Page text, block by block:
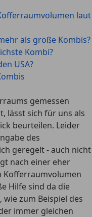
laut
als große Kombis?
Kombi?
USA?
gemessen
lässt sich für uns als
beurteilen. Leider
des
geregelt- auch nicht
nach einer eher
Kofferraumvolumen
Hilfe sind da die
zum Beispiel des
immer gleichen